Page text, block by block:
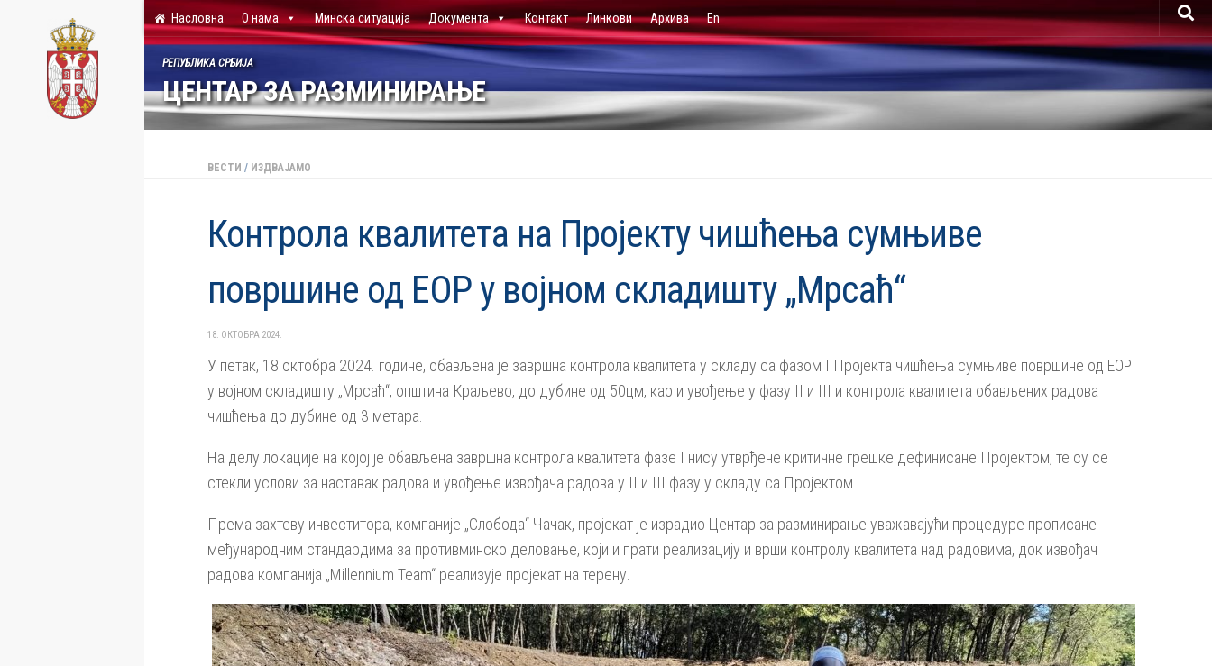
Skip to content Насловна О нама Минска ситуација Документа Контакт Линкови Архива En
ЦЕНТАР ЗА РАЗМИНИРАЊЕ
РЕПУБЛИКА СРБИЈА
ВЕСТИ / ИЗДВАЈАМО
Контрола квалитета на Пројекту чишћења сумњиве
површине од ЕОР у војном складишту „Мрсаћ“
18. ОКТОБРА 2024.
У петак, 18.октобра 2024. године, обављена је завршна контрола квалитета у складу са фазом I Пројекта чишћења сумњиве површине од ЕОР
у војном складишту „Мрсаћ“, општина Краљево, до дубине од 50цм, као и увођење у фазу II и III и контрола квалитета обављених радова
чишћења до дубине од 3 метара.
На делу локације на којој је обављена завршна контрола квалитета фазе I нису утврђене критичне грешке дефинисане Пројектом, те су се
стекли услови за наставак радова и увођење извођача радова у II и III фазу у складу са Пројектом.
Према захтеву инвеститора, компаније „Слобода“ Чачак, пројекат је израдио Центар за разминирање уважавајући процедуре прописане
међународним стандардима за противминско деловање, који и прати реализацију и врши контролу квалитета над радовима, док извођач
радова компанија „Millennium Team“ реализује пројекат на терену.